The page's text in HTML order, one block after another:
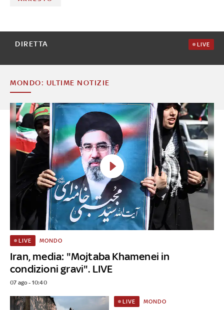
DIRETTA LIVE
MONDO: ULTIME NOTIZIE
Iran, media: "Mojtaba Khamenei in
condizioni gravi". LIVE
LIVE MONDO
07 ago - 10:40
LIVE MONDO